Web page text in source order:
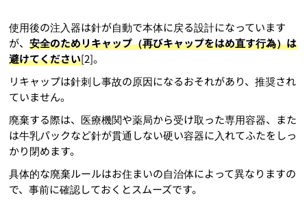
使用後の注入器は針が自動で本体に戻る設計になっています
が、安全のためリキャップ（再びキャップをはめ直す行為）は
避けてください[2]。
リキャップは針刺し事故の原因になるおそれがあり、推奨され
ていません。
廃棄する際は、医療機関や薬局から受け取った専用容器、また
は牛乳パックなど針が貫通しない硬い容器に入れてふたをしっ
かり閉めます。
具体的な廃棄ルールはお住まいの自治体によって異なりますの
で、事前に確認しておくとスムーズです。